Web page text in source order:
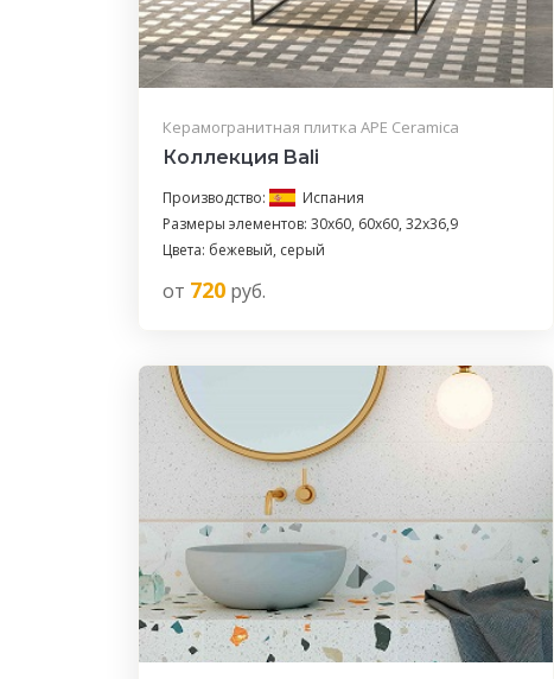
Керамогранитная плитка APE Ceramica
Коллекция Bali
Производство:
Испания
Размеры элементов: 30x60, 60x60, 32x36,9
Цвета: бежевый, серый
от 720 руб.